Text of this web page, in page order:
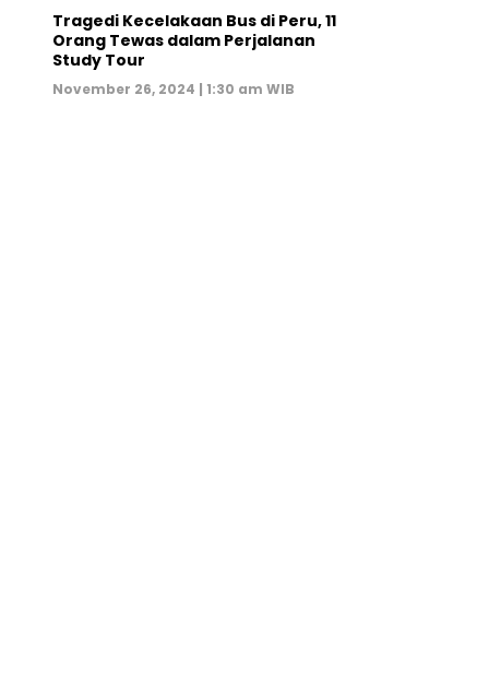
Tragedi Kecelakaan Bus di Peru, 11
Orang Tewas dalam Perjalanan
Study Tour
November 26, 2024 | 1:30 am WIB